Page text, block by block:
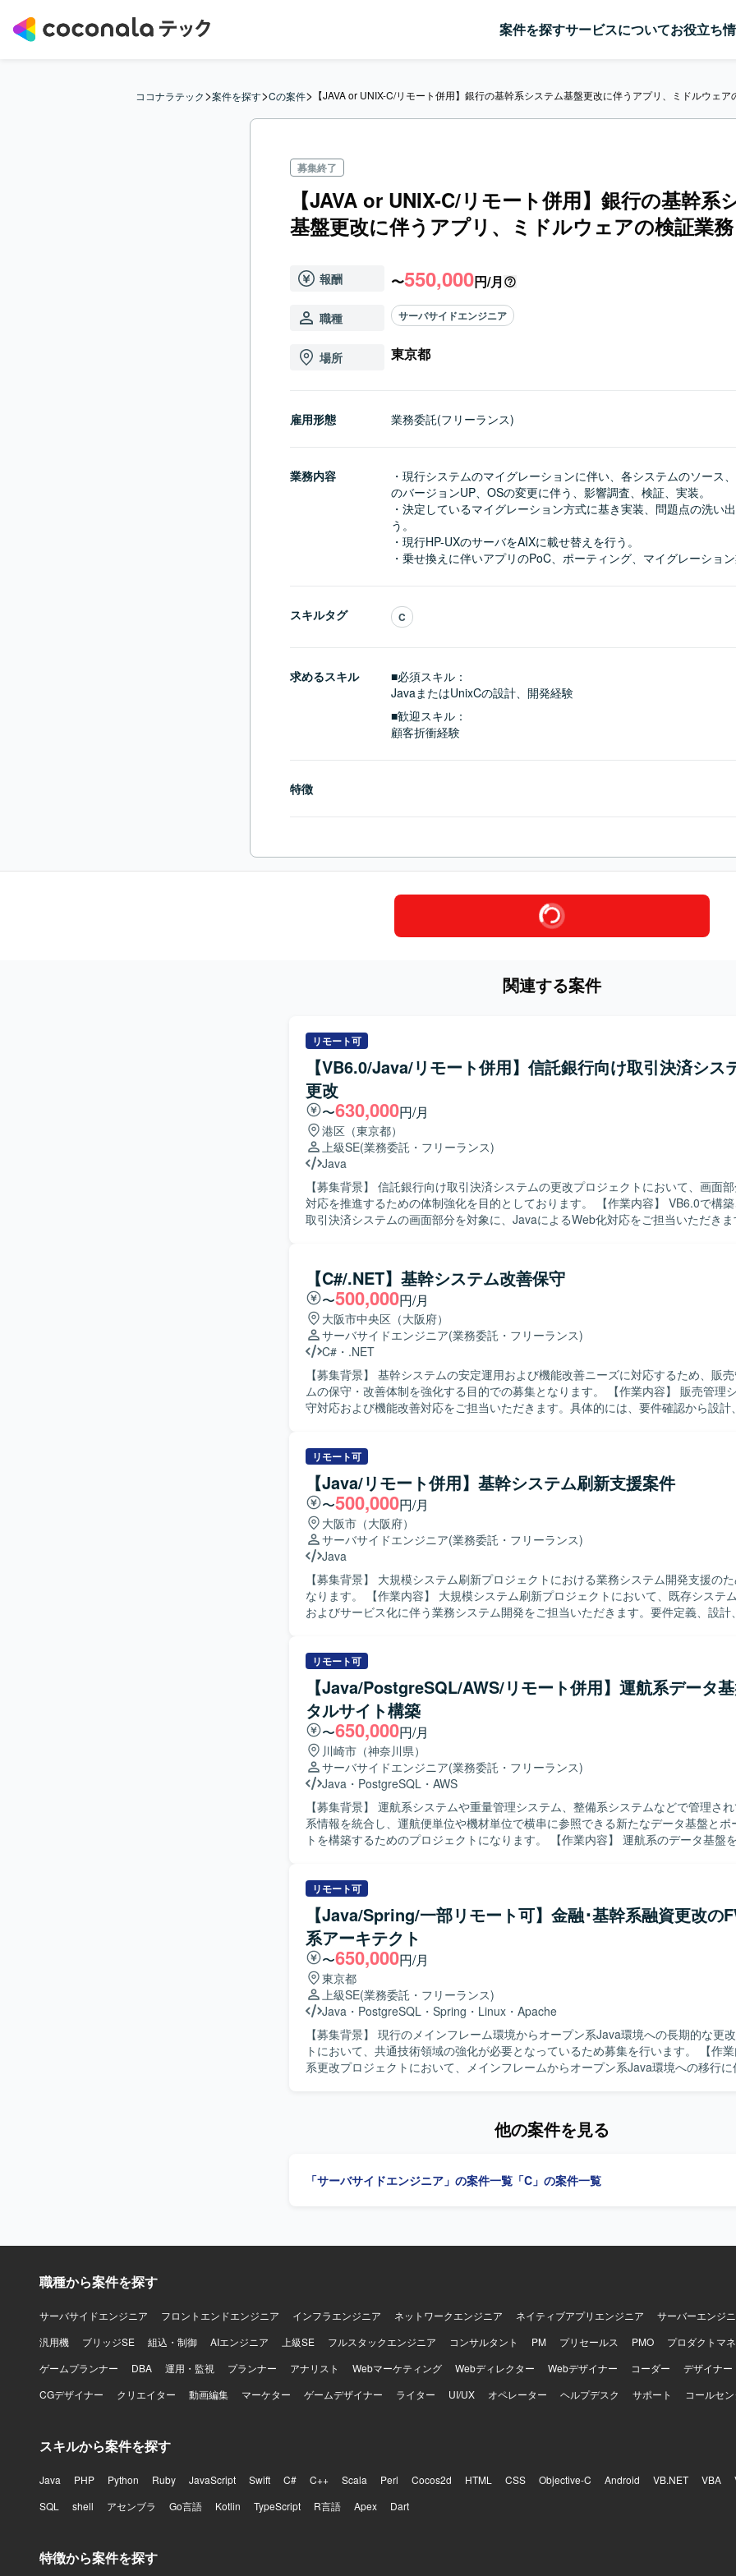
案件を探すサービスについてお役立ち
ココナラテック>案件を探す>Cの案件> 【JAVA or UNIX-C/リモート併用】銀行の基幹系システム基盤更改に伴うアプリ、ミドルウェア
募集終了
【JAVA or UNIX-C/リモート併用】銀行の基幹系
基盤更改に伴うアプリ、ミドルウェアの検証業務
報酬 〜550,000円/月
職種 サーバサイドエンジニア
場所 東京都
雇用形態 業務委託(フリーランス)
業務内容
・現行システムのマイグレーションに伴い、各システムのソース
のバージョンUP、OSの変更に伴う、影響調査、検証、実装。
・決定しているマイグレーション方式に基き実装、問題点の洗い
う。
・現行HP-UXのサーバをAIXに載せ替えを行う。
・乗せ換えに伴いアプリのPoC、ポーティング、マイグレーショ
スキルタグ C
求めるスキル
■必須スキル：
JavaまたはUnixCの設計、開発経験
■歓迎スキル：
顧客折衝経験
特徴
関連する案件
リモート可
【VB6.0/Java/リモート併用】信託銀行向け取引決済シス
更改
〜630,000円/月
港区（東京都）
上級SE(業務委託・フリーランス)
Java
【募集背景】 信託銀行向け取引決済システムの更改プロジェクトにおいて、画面
対応を推進するための体制強化を目的としております。 【作業内容】 VB6.0で構築された現行
取引決済システムの画面部分を対象に、JavaによるWeb化対応をご担当いただき
【求める人物像】 既存システムの設計書を的確に読み解き、自立して設計からテ
遂げられる方を求めております。関係者とのコミュニケーションを取りながら、品
ュールを意識して主体的に行動できる方が望ましいです。 【ポジションの魅力】 レガシー環境
からWebシステムへの更改プロジェクトを通じて、VB6.0からJavaへの置き換えに
を深めることができます。設計からテストまで幅広い工程に関わることで、上流か
一貫した開発経験を積むことができます。 【開発環境】 現行システムはVB6.0で構築されてお
り、新システムではJavaによるWeb画面開発を行います。
【C#/.NET】基幹システム改善保守
〜500,000円/月
大阪市中央区（大阪府）
サーバサイドエンジニア(業務委託・フリーランス)
C# ・ .NET
【募集背景】 基幹システムの安定運用および機能改善ニーズに対応するため、販
ムの保守・改善体制を強化する目的での募集となります。 【作業内容】 販売管理システムの保
守対応および機能改善対応をご担当いただきます。具体的には、要件確認から設計
しながら、関係者と円滑にコミュニケーションを取り、自発的に改善提案や課題解
んでいただける方を求めております。既存システムの保守・改善業務に対して粘り
める方にマッチする環境です。 【ポジションの魅力】 基幹となる販売管理システムに長期的に
関わることで、業務知識と技術スキルの両面を深めていただけます。要件確認から
で一貫して携わることができるため、上流から下流までの経験を積むことができます。
環境】 C#（.NET）、VB.NETなどのオープン系言語を用いた販売管理システムの
境となります。
リモート可
【Java/リモート併用】基幹システム刷新支援案件
〜500,000円/月
大阪市（大阪府）
サーバサイドエンジニア(業務委託・フリーランス)
Java
【募集背景】 大規模システム刷新プロジェクトにおける業務システム開発支援の
なります。 【作業内容】 大規模システム刷新プロジェクトにおいて、既存システムの機能分離
およびサービス化に伴う業務システム開発をご担当いただきます。要件定義、設計
画し、品質向上や生産性向上に向けた取り組みにも前向きに関わっていただける方
です。 【ポジションの魅力】 大規模システム刷新プロジェクトに長期的に携わることで、要件
定義からテストまで一連の工程を通じた開発経験を積むことができます。既存シス
分離やサービス化といったモダナイゼーションに関わることで、設計力や技術調査
決力を高めていただけます。 【開発環境】 Javaを用いたWebアプリケーション開発環境を想定
した業務となります。
リモート可
【Java/PostgreSQL/AWS/リモート併用】運航系データ
タルサイト構築
〜650,000円/月
川崎市（神奈川県）
サーバサイドエンジニア(業務委託・フリーランス)
Java ・ PostgreSQL ・ AWS
【募集背景】 運航系システムや重量管理システム、整備系システムなどで管理さ
系情報を統合し、運航便単位や機材単位で横串に参照できる新たなデータ基盤とポ
トを構築するためのプロジェクトになります。 【作業内容】 運航系のデータ基盤を新たに構築
だきます。また、要件定義から本番リリースまでの工程に参画し、詳細設計以降の
にご対応いただきます。構築時にはAI適用の検討にも関与していただきます。 【求める人物
像】 要件定義から本番リリースまでの長期プロジェクトの中で、詳細設計以降の
で主体的に進めていただける方を求めています。新たなデータ基盤やポータルサイ
味を持ち、関係者と協調しながら開発を進めていただける方が望ましいです。 【ポジションの
魅力】 全体規模が1000人月超となる大規模プロジェクトに参画し、運航系データ
ータルサイトの新規構築に携わることができます。SnowflakeなどのDWH技術やAI
にも関わることで、新しい技術要素に触れながらスキルアップを図ることができます。
環境】 Java、SQL（PostgreSQL）、AWS、Snowflake、Bluelakeを中心とした環
いただきます。
リモート可
【Java/Spring/一部リモート可】金融･基幹系融資更改の
系アーキテクト
〜650,000円/月
東京都
上級SE(業務委託・フリーランス)
Java ・ PostgreSQL ・ Spring ・ Linux ・ Apache
【募集背景】 現行のメインフレーム環境からオープン系Java環境への長期的な更
トにおいて、共通技術領域の強化が必要となっているため募集を行います。 【作業内容】 基幹
系更改プロジェクトにおいて、メインフレームからオープン系Java環境への移行
の仕様説明からQA対応、テスト作業（結合・総合・リグレッションテスト等）や
がら課題を整理し、改善に向けて能動的に動ける方が望ましいです。 【ポジションの魅力】 大
流から関与できるため、アーキテクト志向やテックリード志向の方にも適したポジ
Java、SQL、shell、HTML、JSP、DBとしてPostgreSQLなどを使用します。
他の案件を見る
「サーバサイドエンジニア」の案件一覧 「C」の案件一覧
職種から案件を探す
サーバサイドエンジニア フロントエンドエンジニア インフラエンジニア ネットワークエンジニア ネイティブアプリエンジニア
サーバーエンジ
汎用機
ブリッジSE 組込・制御 AIエンジニア 上級SE フルスタックエンジニア コンサルタント PM プリセールス PMO
プロダクトマ
ゲームプランナー
DBA 運用・監視 プランナー アナリスト Webマーケティング Webディレクター Webデザイナー コーダー
デザイナー
CGデザイナー
クリエイター 動画編集 マーケター ゲームデザイナー ライター UI/UX オペレーター ヘルプデスク サポート コールセ
スキルから案件を探す
Java PHP Python Ruby JavaScript Swift C# C++ Scala Perl Cocos2d HTML CSS Objective-C Android VB.NET VBA
SQL
shell アセンブラ Go言語 Kotlin TypeScript R言語 Apex Dart
特徴から案件を探す